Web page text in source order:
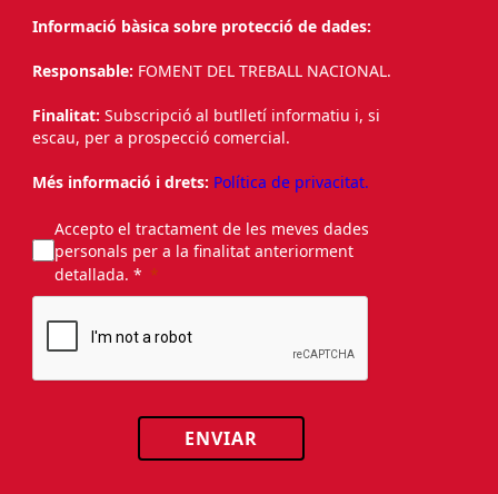
Informació bàsica sobre protecció de dades:
Responsable: FOMENT DEL TREBALL NACIONAL.
Finalitat: Subscripció al butlletí informatiu i, si
escau, per a prospecció comercial.
Més informació i drets: Política de privacitat.
Accepto el tractament de les meves dades
personals per a la finalitat anteriorment
detallada. *
ENVIAR